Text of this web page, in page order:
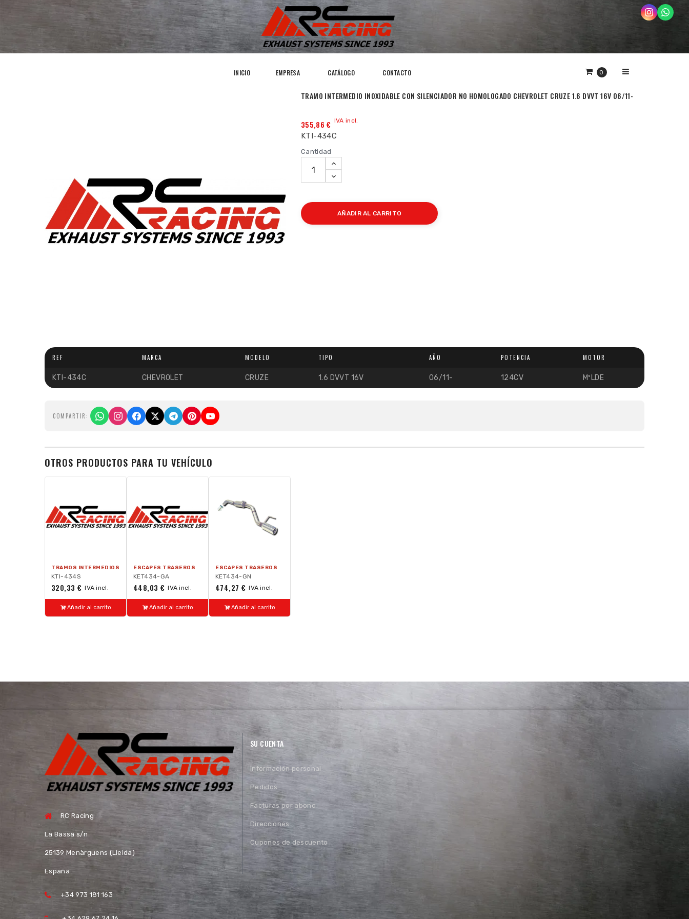
0
INICIO EMPRESA CATÁLOGO CONTACTO
TRAMO INTERMEDIO INOXIDABLE CON SILENCIADOR NO HOMOLOGADO CHEVROLET CRUZE 1.6 DVVT 16V 06/11-
355,86 € IVA incl.
KTI-434C
Cantidad
AÑADIR AL CARRITO
REF MARCA MODELO TIPO AÑO POTENCIA MOTOR
KTI-434C CHEVROLET CRUZE 1.6 DVVT 16V 06/11- 124CV MºLDE
COMPARTIR:
OTROS PRODUCTOS PARA TU VEHÍCULO
TRAMOS INTERMEDIOS
KTI-434S
320,33 € IVA incl.
Añadir al carrito
ESCAPES TRASEROS
KET434-GA
448,03 € IVA incl.
Añadir al carrito
ESCAPES TRASEROS
KET434-GN
474,27 € IVA incl.
Añadir al carrito
RC Racing
La Bassa s/n
25139 Menàrguens (Lleida)
España
+34 973 181 163
SU CUENTA
Información personal
Pedidos
Facturas por abono
Direcciones
Cupones de descuento